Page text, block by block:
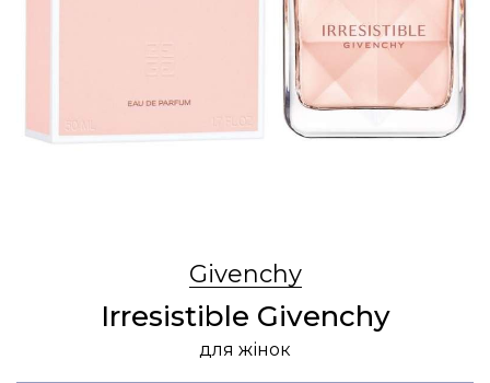
Givenchy
Irresistible Givenchy
для жінок